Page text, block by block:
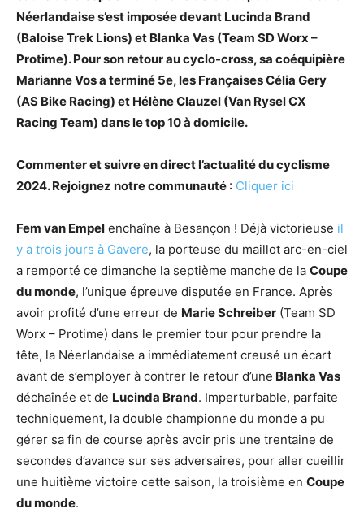
Néerlandaise s’est imposée devant Lucinda Brand
(Baloise Trek Lions) et Blanka Vas (Team SD Worx –
Protime). Pour son retour au cyclo-cross, sa coéquipière
Marianne Vos a terminé 5e, les Françaises Célia Gery
(AS Bike Racing) et Hélène Clauzel (Van Rysel CX
Racing Team) dans le top 10 à domicile.
Commenter et suivre en direct l’actualité du cyclisme
2024. Rejoignez notre communauté : Cliquer ici
Fem van Empel enchaîne à Besançon ! Déjà victorieuse il
y a trois jours à Gavere, la porteuse du maillot arc-en-ciel
a remporté ce dimanche la septième manche de la Coupe
du monde, l’unique épreuve disputée en France. Après
avoir profité d’une erreur de Marie Schreiber (Team SD
Worx – Protime) dans le premier tour pour prendre la
tête, la Néerlandaise a immédiatement creusé un écart
avant de s’employer à contrer le retour d’une Blanka Vas
déchaînée et de Lucinda Brand. Imperturbable, parfaite
techniquement, la double championne du monde a pu
gérer sa fin de course après avoir pris une trentaine de
secondes d’avance sur ses adversaires, pour aller cueillir
une huitième victoire cette saison, la troisième en Coupe
du monde.